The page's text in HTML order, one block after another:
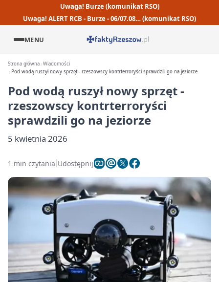
Uwaga! Burze (komunikat RSO)
Uwaga! ALERT RCB - Burze - 06/07.08… (komunikat RSO)
MENU
Strona główna Wiadomości
Pod wodą ruszył nowy sprzęt - rzeszowscy kontrterroryści sprawdzili go na jeziorze
Pod wodą ruszył nowy sprzęt -
rzeszowscy kontrterroryści
sprawdzili go na jeziorze
5 kwietnia 2026
1 min czytania Udostępnij